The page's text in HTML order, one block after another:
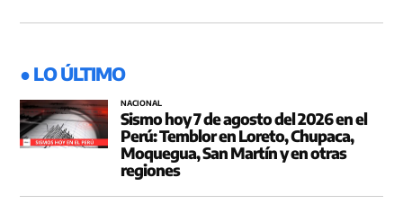
● LO ÚLTIMO
NACIONAL
Sismo hoy 7 de agosto del 2026 en el
Perú: Temblor en Loreto, Chupaca,
Moquegua, San Martín y en otras
regiones